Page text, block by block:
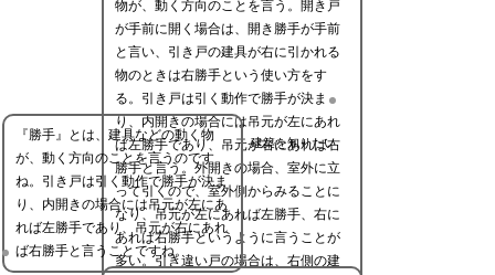
物が、動く方向のことを言う。開き戸
が手前に開く場合は、開き勝手が手前
と言い、引き戸の建具が右に引かれる
物のときは右勝手という使い方をす
る。引き戸は引く動作で勝手が決ま
り、内開きの場合には吊元が左にあれ
ば左勝手であり、吊元が右にあれば右
勝手と言う。外開きの場合、室外に立
って引くので、室外側からみることに
なり、吊元が左にあれば左勝手、右に
あれば右勝手というように言うことが
多い。引き違い戸の場合は、右側の建
建築を知りたい
『勝手』とは、建具などの動く物
が、動く方向のことを言うのです
ね。引き戸は引く動作で勝手が決ま
り、内開きの場合には吊元が左にあ
れば左勝手であり、吊元が右にあれ
ば右勝手と言うことですね。